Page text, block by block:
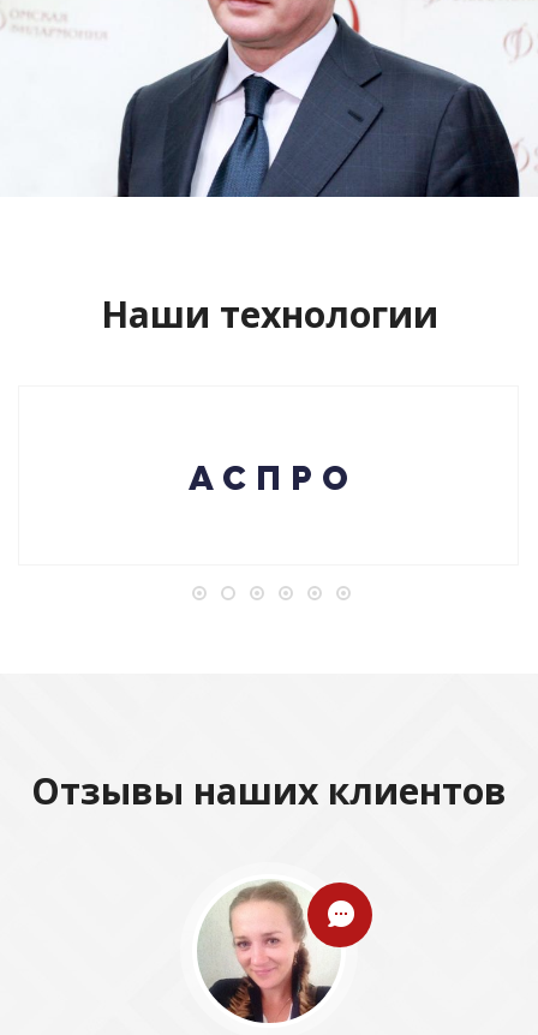
Сайт кандидата в губернаторы
Буркова Александра Леонидовича
Смотреть проект
Наши технологии
Отзывы наших клиентов